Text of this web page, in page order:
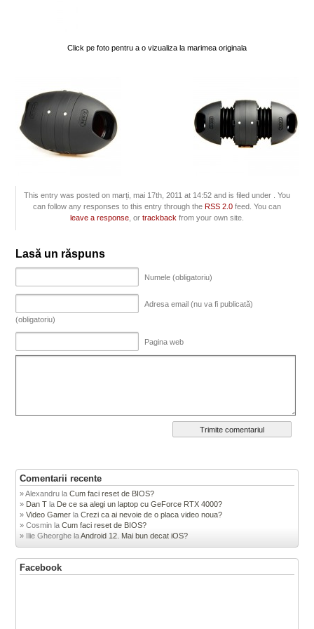
Click pe foto pentru a o vizualiza la marimea originala
This entry was posted on marți, mai 17th, 2011 at 14:52 and is filed under . You
can follow any responses to this entry through theRSS 2.0 feed. You can
leave a response , ortrackback from your own site.
Lasă un răspuns
Numele (obligatoriu)
Adresa email (nu va fi publicată)
(obligatoriu)
Pagina web
Comentarii recente
Alexandru laCum faci reset de BIOS?
Dan T la De ce sa alegi un laptop cu GeForce RTX 4000?
Video Gamer laCrezi ca ai nevoie de o placa video noua?
Cosmin laCum faci reset de BIOS?
Ilie Gheorghe laAndroid 12. Mai bun decat iOS?
Facebook